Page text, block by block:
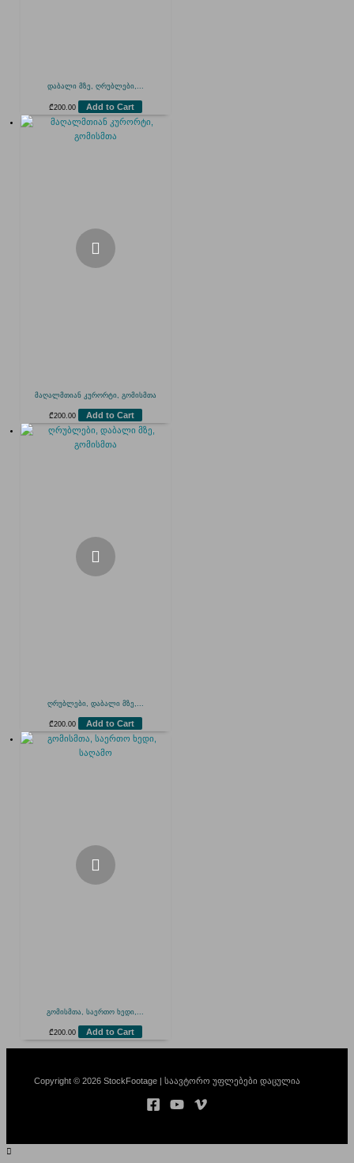
დაბალი მზე, ღრუბლები,...
₾200.00 Add to Cart
მაღალმთიან კურორტი, გომისმთა
₾200.00 Add to Cart
ღრუბლები, დაბალი მზე,...
₾200.00 Add to Cart
გომისმთა, საერთო ხედი,...
₾200.00 Add to Cart
Copyright © 2026 StockFootage | საავტორო უფლებები დაცულია